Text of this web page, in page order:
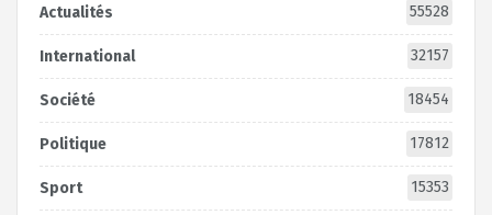
Actualités 55528
International 32157
Société 18454
Politique 17812
Sport 15353